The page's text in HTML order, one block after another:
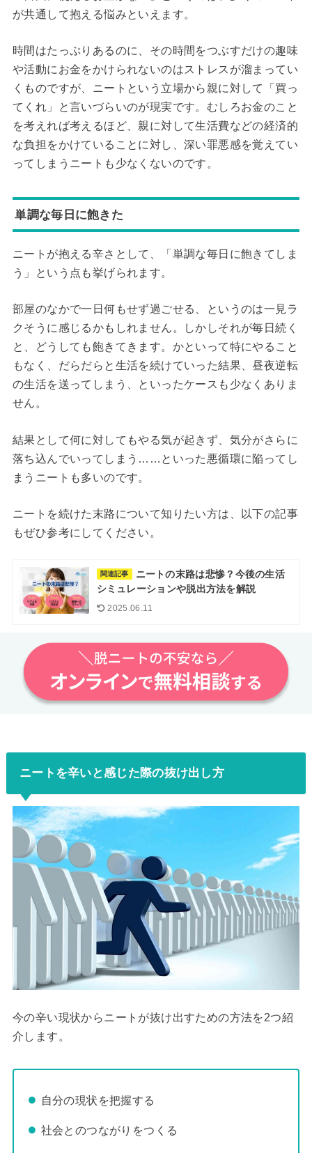
が共通して抱える悩みといえます。
時間はたっぷりあるのに、その時間をつぶすだけの趣味
や活動にお金をかけられないのはストレスが溜まってい
くものですが、ニートという立場から親に対して「買っ
てくれ」と言いづらいのが現実です。むしろお金のこと
を考えれば考えるほど、親に対して生活費などの経済的
な負担をかけていることに対し、深い罪悪感を覚えてい
ってしまうニートも少なくないのです。
単調な毎日に飽きた
ニートが抱える辛さとして、「単調な毎日に飽きてしま
う」という点も挙げられます。
部屋のなかで一日何もせず過ごせる、というのは一見ラ
クそうに感じるかもしれません。しかしそれが毎日続く
と、どうしても飽きてきます。かといって特にやること
もなく、だらだらと生活を続けていった結果、昼夜逆転
の生活を送ってしまう、といったケースも少なくありま
せん。
結果として何に対してもやる気が起きず、気分がさらに
落ち込んでいってしまう……といった悪循環に陥ってし
まうニートも多いのです。
ニートを続けた末路について知りたい方は、以下の記事
もぜひ参考にしてください。
関連記事
ニートの末路は悲惨？今後の生活
シミュレーションや脱出方法を解説
2025.06.11
ニートを辛いと感じた際の抜け出し方
今の辛い現状からニートが抜け出すための方法を2つ紹
介します。
自分の現状を把握する
社会とのつながりをつくる